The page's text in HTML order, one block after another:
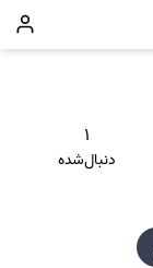
۱
دنبال‌شده